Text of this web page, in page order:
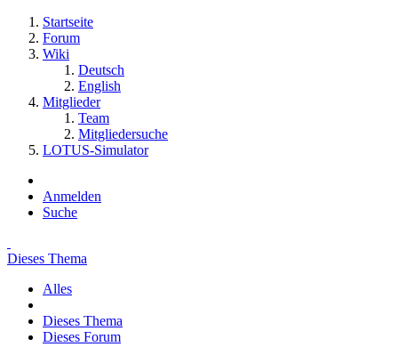
Startseite
Forum
Wiki
Deutsch
English
Mitglieder
Team
Mitgliedersuche
LOTUS-Simulator
Anmelden
Suche
Dieses Thema
Alles
Dieses Thema
Dieses Forum